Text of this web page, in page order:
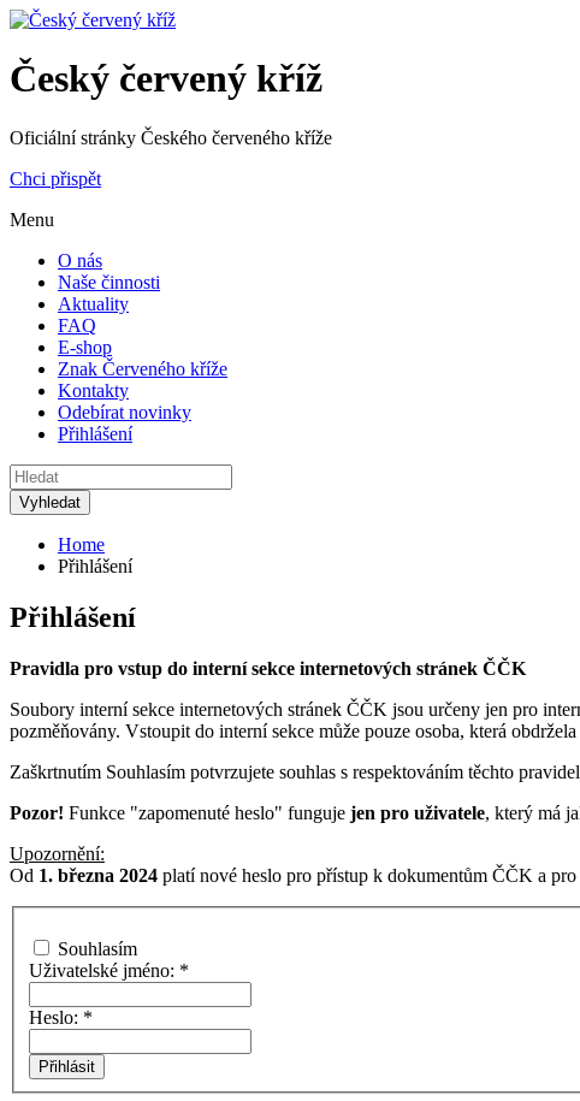
Český červený kříž
Oficiální stránky Českého červeného kříže
Chci přispět
Menu
O nás
Naše činnosti
Aktuality
FAQ
E-shop
Znak Červeného kříže
Kontakty
Odebírat novinky
Přihlášení
Home
Přihlášení
Přihlášení
Pravidla pro vstup do interní sekce internetových stránek ČČK
Soubory interní sekce internetových stránek ČČK jsou určeny jen pro
pozměňovány. Vstoupit do interní sekce může pouze osoba, která
Zaškrtnutím Souhlasím potvrzujete souhlas s respektováním těchto
Pozor! Funkce "zapomenuté heslo" funguje jen pro uživatele, který má
Upozornění:
Od 1. března 2024 platí nové heslo pro přístup k dokumentům ČČK a
Souhlasím
Uživatelské jméno: *
Heslo: *